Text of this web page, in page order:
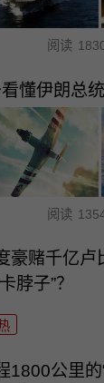
阅读
懂伊朗总
阅读
豪赌千亿卢
脖子”？
1800公里的